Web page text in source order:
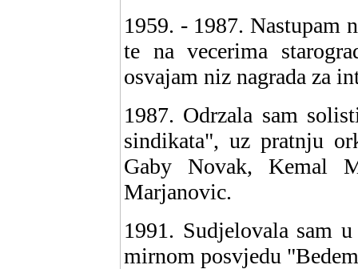
1959. - 1987. Nastupam
te na vecerima
osvajam niz nagrada za
1987. Odrzala sam
sindikata", uz pratnju
Gaby Novak, Kemal
Marjanovic.
1991. Sudjelovala sam
mirnom posvjedu